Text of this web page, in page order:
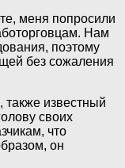
меня попросили
Нам
поэтому
без сожаления
также известный
своих
что
он